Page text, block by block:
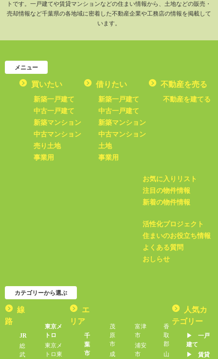
トです。一戸建てや賃貸マンションなどの住まい情報から、土地などの販売・
売却情報など千葉県の各地域に密着した不動産企業や工務店の情報を掲載して
います。
メニュー
買いたい
新築一戸建て
中古一戸建て
新築マンション
中古マンション
売り土地
事業用
借りたい
新築一戸建て
中古一戸建て
新築マンション
中古マンション
土地
事業用
不動産を売る
不動産を建てる
お気に入りリスト
注目の物件情報
新着の物件情報
活性化プロジェクト
住まいのお役立ち情報
よくある質問
おしらせ
カテゴリーから選ぶ
線
路
JR
総
武
東京メ
トロ
東京メ
トロ東
エ
リア
千
葉
市
茂
原
市
成
富津
市
浦安
市
香
取
郡
山
人気カ
テゴリー
▶︎ 一戸
建て
▶︎ 賃貸